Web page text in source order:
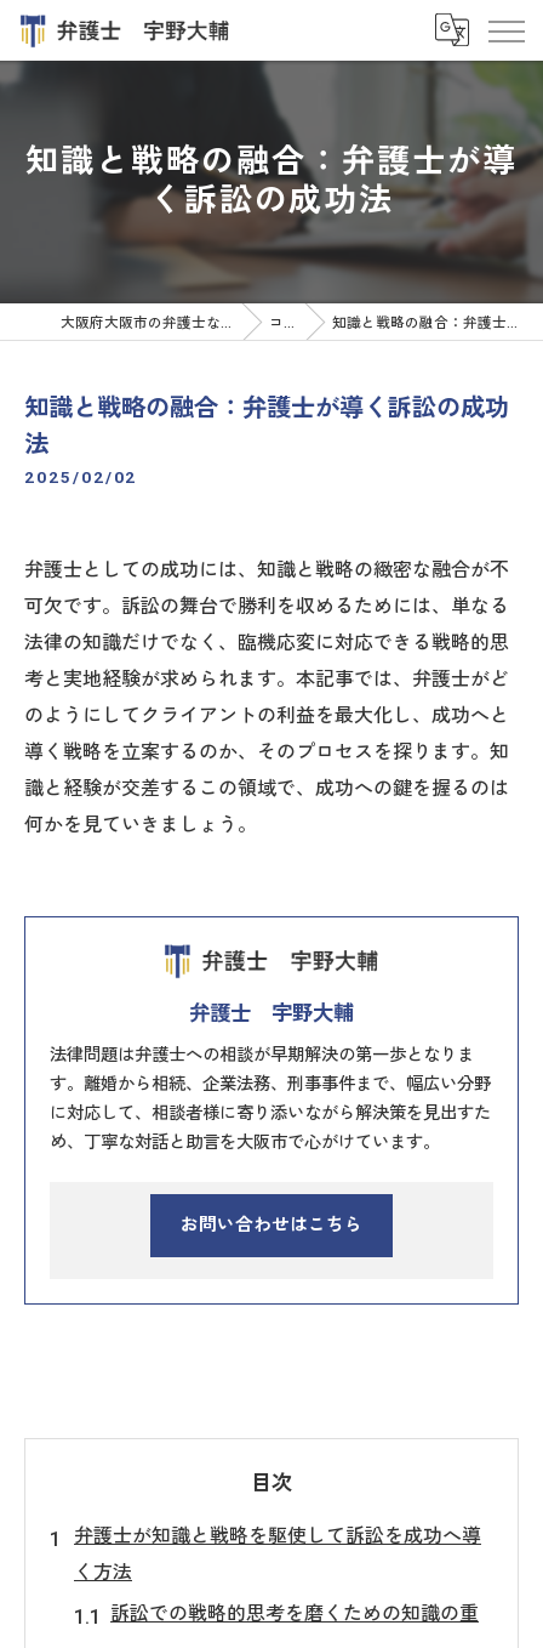
知識と戦略の融合：弁護士が導
く訴訟の成功法
大阪府大阪市の弁護士なら弁護士 宇野大輔 コラム 知識と戦略の融合：弁護士が導く訴訟の成功法
知識と戦略の融合：弁護士が導く訴訟の成功
法
2025/02/02
弁護士としての成功には、知識と戦略の緻密な融合が不
可欠です。訴訟の舞台で勝利を収めるためには、単なる
法律の知識だけでなく、臨機応変に対応できる戦略的思
考と実地経験が求められます。本記事では、弁護士がど
のようにしてクライアントの利益を最大化し、成功へと
導く戦略を立案するのか、そのプロセスを探ります。知
識と経験が交差するこの領域で、成功への鍵を握るのは
何かを見ていきましょう。
弁護士 宇野大輔
法律問題は弁護士への相談が早期解決の第一歩となりま
す。離婚から相続、企業法務、刑事事件まで、幅広い分野
に対応して、相談者様に寄り添いながら解決策を見出すた
め、丁寧な対話と助言を大阪市で心がけています。
お問い合わせはこちら
目次
弁護士が知識と戦略を駆使して訴訟を成功へ導
く方法
訴訟での戦略的思考を磨くための知識の重